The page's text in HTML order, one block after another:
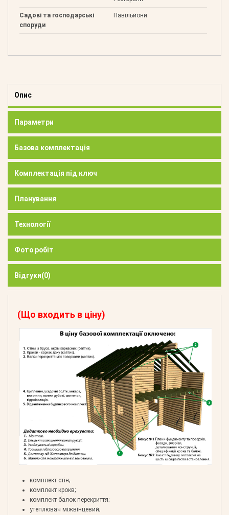
Садові та господарські
споруди
Павільйони
Опис
Параметри
Базова комплектація
Комплектація під ключ
Планування
Технології
Фото робіт
Відгуки(0)
(Що входить в ціну)
комплект стін;
комплект крокв;
комплект балок перекриття;
утеплювач міжвінцевий;